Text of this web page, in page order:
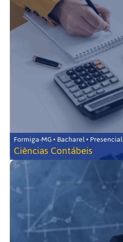
Formiga-MG • Bacharel • Presencial
Ciências Contábeis